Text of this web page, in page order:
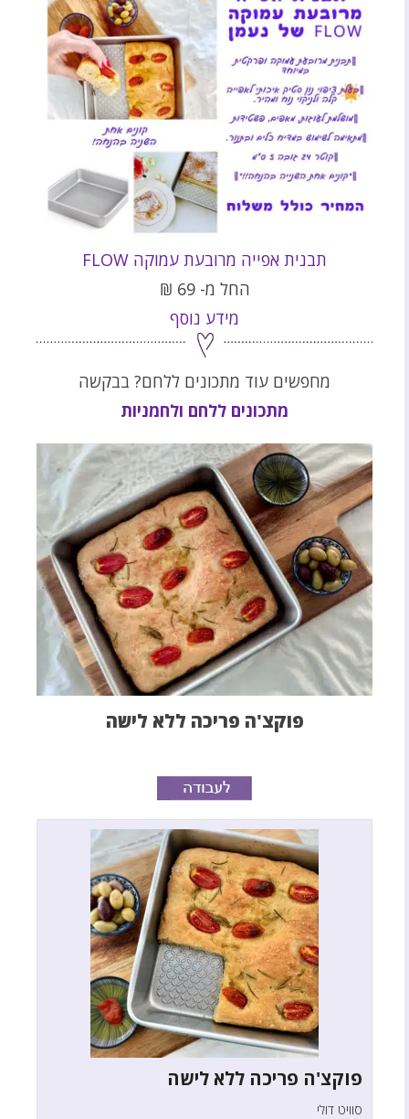
תבנית אפייה מרובעת עמוקה FLOW
החל מ-69
₪
מידע נוסף
מחפשים עוד מתכונים ללחם? בבקשה
מתכונים ללחם ולחמניות
פוקצ'ה פריכה ללא לישה
פוקצ'ה פריכה ללא לישה
סוויט דולי